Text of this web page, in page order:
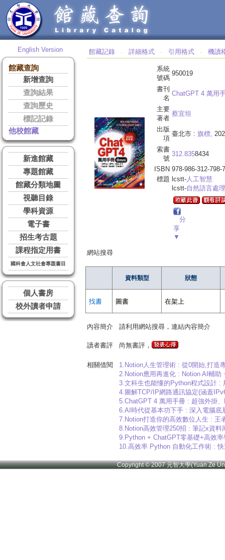
English Version
館藏查詢
新增查詢
查詢結果
查詢歷史
標記記錄
他校館藏
新進館藏
專題館藏
館藏分類地圖
視聽目錄
學科資源
電子書
招生考古題
課程指定用書
國科會人文社會專題書目
個人書房
校外讀者申請
館藏記錄 ‧ 詳細格式 ‧ 引用格式 ‧ 機讀
系統
號碼
950019
書刊
名
ChatGPT 4 萬用
主要
著者
蔡宜坦
出版
項
臺北市 : 旗標,
索書
號
312.8358434
ISBN 978-986-312-798-7
標題 lcstt-人工智慧
lcstt-自然語言處理
分
享
▼
網站搜尋
資料類型 狀態
找書 圖書 在架上
內容簡介 請利用網站搜尋，連結內容簡介
讀者書評 尚無書評，
相關借閱
1.Notion人生管理術 : 從0開始,打造
2.Notion應用再進化 : Notion AI輔助
3.文科生也能懂的Python程式設計 :
4.圖解TCP/IP網路通訊協定(涵蓋
5.ChatGPT 4 萬用手冊 : 超強外掛
6.AI時代從基本功下手 : 深入電腦底
7.Notion打造你的高效數位人生 : 王
8.Notion高效管理250招 : 筆記x資
9.Python + ChatGPT零基礎+高效
10.高效率 Python 自動化工作術 :
Copyright © 2007 元智大學(Yuan Ze